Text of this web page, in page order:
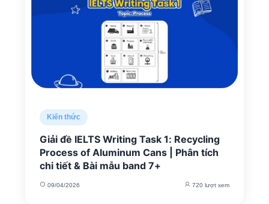
Kiến thức
Giải đề IELTS Writing Task 1: Recycling
Process of Aluminum Cans | Phân tích
chi tiết & Bài mẫu band 7+
09/04/2026 720 lượt xem